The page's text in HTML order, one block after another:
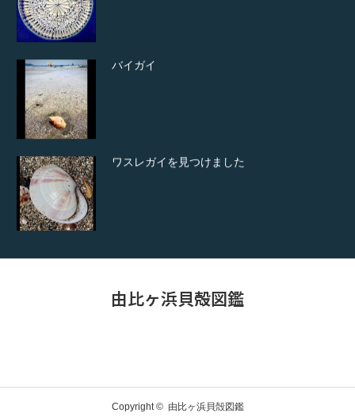
バイガイ
ワスレガイを見つけました
由比ヶ浜貝殻図鑑
Copyright © 由比ヶ浜貝殻図鑑